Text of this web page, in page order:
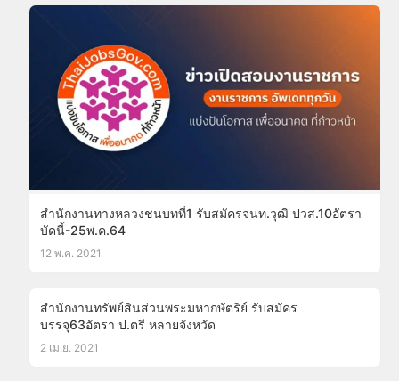
สำนักงานทางหลวงชนบทที่1 รับสมัครจนท.วุฒิ ปวส.10อัตรา
บัดนี้-25พ.ค.64
12 พ.ค. 2021
สำนักงานทรัพย์สินส่วนพระมหากษัตริย์ รับสมัคร
บรรจุ63อัตรา ป.ตรี หลายจังหวัด
2 เม.ย. 2021